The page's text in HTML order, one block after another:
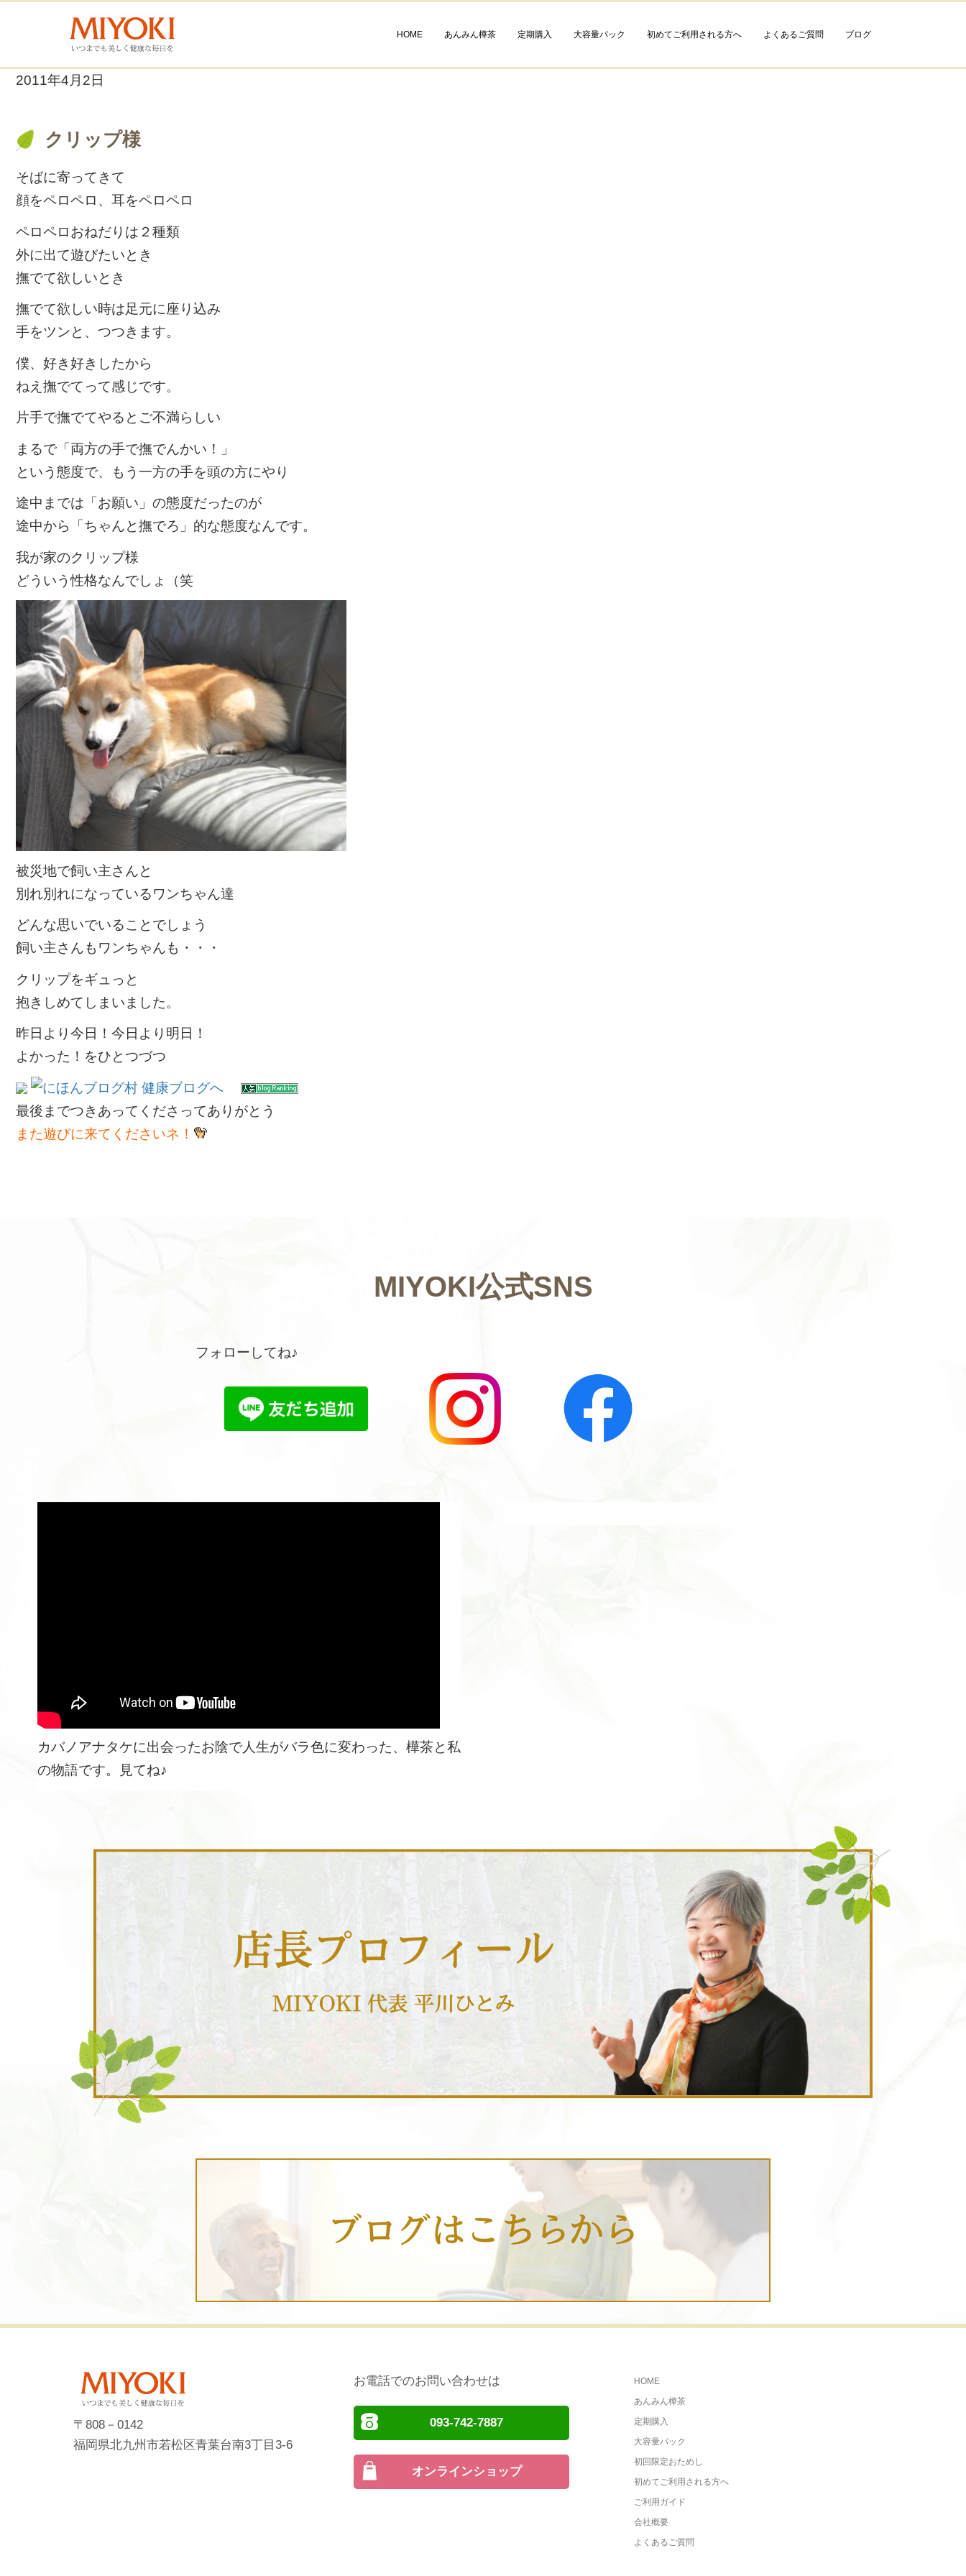
HOME あんみん樺茶 定期購入 大容量パック 初めてご利用される方へ よくあるご質問 ブログ
2011年4月2日
クリップ様
そばに寄ってきて
顔をペロペロ、耳をペロペロ
ペロペロおねだりは２種類
外に出て遊びたいとき
撫でて欲しいとき
撫でて欲しい時は足元に座り込み
手をツンと、つつきます。
僕、好き好きしたから
ねえ撫でてって感じです。
片手で撫でてやるとご不満らしい
まるで「両方の手で撫でんかい！」
という態度で、もう一方の手を頭の方にやり
途中までは「お願い」の態度だったのが
途中から「ちゃんと撫でろ」的な態度なんです。
我が家のクリップ様
どういう性格なんでしょ（笑
被災地で飼い主さんと
別れ別れになっているワンちゃん達
どんな思いでいることでしょう
飼い主さんもワンちゃんも・・・
クリップをギュっと
抱きしめてしまいました。
昨日より今日！今日より明日！
よかった！をひとつづつ
最後までつきあってくださってありがとう
また遊びに来てくださいネ！
MIYOKI公式SNS
フォローしてね♪
カバノアナタケに出会ったお陰で人生がバラ色に変わった、樺茶と私
の物語です。見てね♪
〒808－0142
福岡県北九州市若松区青葉台南3丁目3-6
お電話でのお問い合わせは
093-742-7887
オンラインショップ
HOME
あんみん樺茶
定期購入
大容量パック
初回限定おためし
初めてご利用される方へ
ご利用ガイド
会社概要
よくあるご質問